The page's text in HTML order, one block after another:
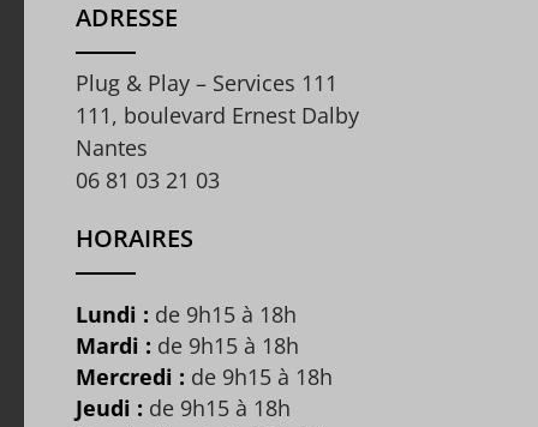
ADRESSE
Plug & Play – Services 111
111, boulevard Ernest Dalby
Nantes
06 81 03 21 03
HORAIRES
Lundi : de 9h15 à 18h
Mardi : de 9h15 à 18h
Mercredi : de 9h15 à 18h
Jeudi : de 9h15 à 18h